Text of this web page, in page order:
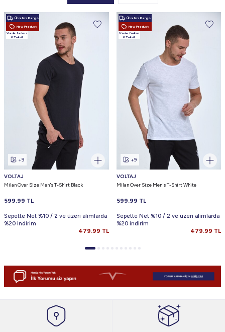
Ücretsiz Kargo
New Product
Vade farksız
6 Taksit
+9
VOLTAJ
Milan Over Size Men's T-Shirt Black
599.99 TL
Sepette Net %10 / 2 ve üzeri alımlarda
%20 indirim
479.99 TL
Ücretsiz Kargo
New Product
Vade farksız
6 Taksit
+9
VOLTAJ
Milan Over Size Men's T-Shirt White
599.99 TL
Sepette Net %10 / 2 ve üzeri alımlarda
%20 indirim
479.99 TL